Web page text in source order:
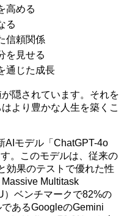
高める
る
信頼関係
を見せる
通じた成長
隠されています。それを
より豊かな人生を築くこ
AIモデル「ChatGPT-4o
。このモデルは、従来の
効果のテストで優れた性
Multitask
ベンチマークで82%の
あるGoogleのGemini